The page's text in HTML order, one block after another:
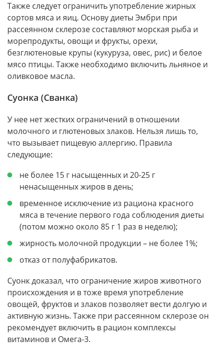
Также следует ограничить употребление жирных
сортов мяса и яиц. Основу диеты Эмбри при
рассеянном склерозе составляют морская рыба и
морепродукты, овощи и фрукты, орехи,
безглютеновые крупы (кукуруза, овес, рис) и белое
мясо птицы. Также необходимо включить льняное и
оливковое масла.
Суонка (Сванка)
У нее нет жестких ограничений в отношении
молочного и глютеновых злаков. Нельзя лишь то,
что вызывает пищевую аллергию. Правила
следующие:
не более 15 г насыщенных и 20-25 г
ненасыщенных жиров в день;
временное исключение из рациона красного
мяса в течение первого года соблюдения диеты
(потом можно около 85 г 1 раз в неделю);
жирность молочной продукции – не более 1%;
отказ от полуфабрикатов.
Суонк доказал, что ограничение жиров животного
происхождения и в тоже время употребление
овощей, фруктов и злаков позволяет вести долгую и
активную жизнь. Также при рассеянном склерозе он
рекомендует включить в рацион комплексы
витаминов и Омега-3.